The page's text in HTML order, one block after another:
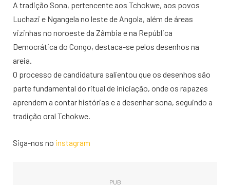
A tradição Sona, pertencente aos Tchokwe, aos povos
Luchazi e Ngangela no leste de Angola, além de áreas
vizinhas no noroeste da Zâmbia e na República
Democrática do Congo, destaca-se pelos desenhos na
areia.
O processo de candidatura salientou que os desenhos são
parte fundamental do ritual de iniciação, onde os rapazes
aprendem a contar histórias e a desenhar sona, seguindo a
tradição oral Tchokwe.
Siga-nos no instagram
PUB